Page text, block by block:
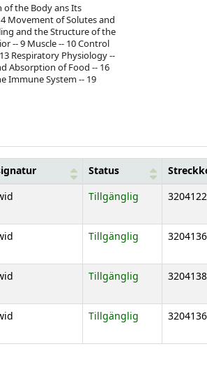
of the Body ans Its
Movement of Solutes and
and the Structure of the
-- 9 Muscle -- 10 Control
Respiratory Physiology --
Absorption of Food -- 16
Immune System -- 19
Status
Tillgänglig
Tillgänglig
Tillgänglig
Tillgänglig